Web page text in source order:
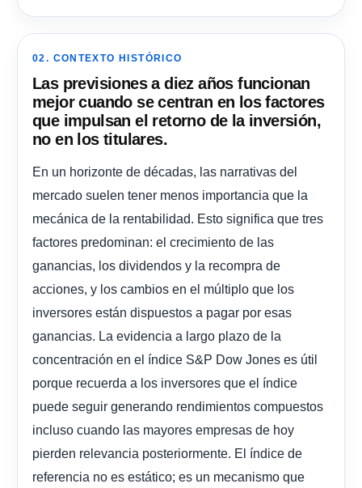
02. CONTEXTO HISTÓRICO
Las previsiones a diez años funcionan
mejor cuando se centran en los factores
que impulsan el retorno de la inversión,
no en los titulares.
En un horizonte de décadas, las narrativas del
mercado suelen tener menos importancia que la
mecánica de la rentabilidad. Esto significa que tres
factores predominan: el crecimiento de las
ganancias, los dividendos y la recompra de
acciones, y los cambios en el múltiplo que los
inversores están dispuestos a pagar por esas
ganancias. La evidencia a largo plazo de la
concentración en el índice S&P Dow Jones es útil
porque recuerda a los inversores que el índice
puede seguir generando rendimientos compuestos
incluso cuando las mayores empresas de hoy
pierden relevancia posteriormente. El índice de
referencia no es estático; es un mecanismo que